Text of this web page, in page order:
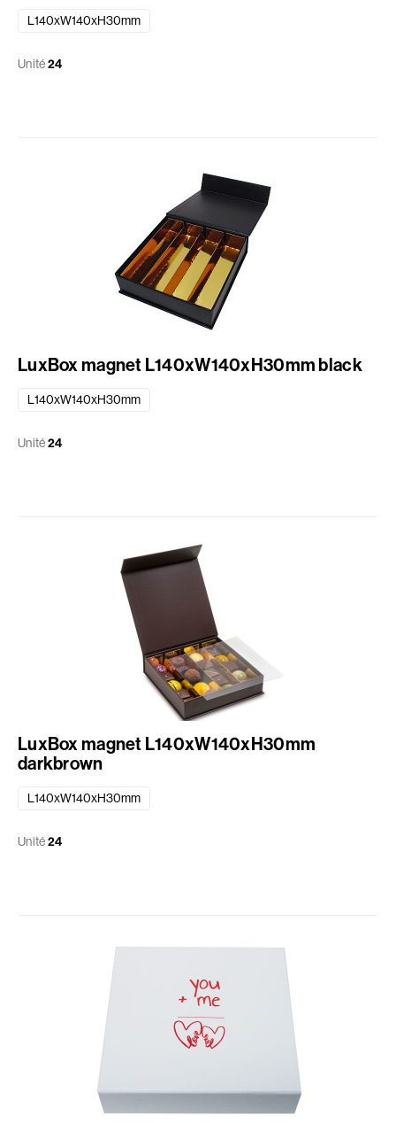
L140xW140xH30mm
Unité24
LuxBox magnet L140xW140xH30mm black
L140xW140xH30mm
Unité24
LuxBox magnet L140xW140xH30mm
darkbrown
L140xW140xH30mm
Unité24